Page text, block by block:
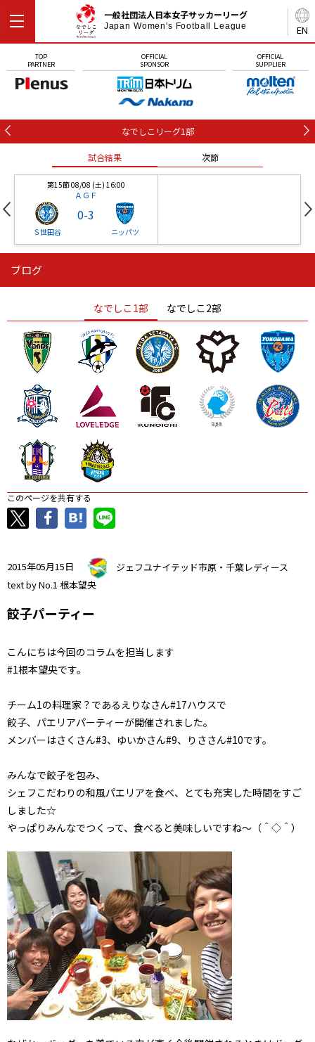
EN
一般社団法人日本女子サッカーリーグ
Japan Women's Football League
TOP
PARTNER
OFFICIAL
SPONSOR
OFFICIAL
SUPPLIER
なでしこリーグ1部
試合結果 次節
第15節 08/08 (土) 16:00
ＡＧＦ
Ｓ世田谷
0-3
ニッパツ
ニッパツ
ニッパツ 名古屋
石人の星
静岡 愛媛Ｌ
ブログ
なでしこ1部 なでしこ2部
このページを共有する
2015年05月15日
ジェフユナイテッド市原・千葉レディース
text by No.1 根本望央
餃子パーティー
こんにちは今回のコラムを担当します
#1根本望央です。
チーム1の料理家？であるえりなさん#17ハウスで
餃子、パエリアパーティーが開催されました。
メンバーはさくさん#3、ゆいかさん#9、りささん#10です。
みんなで餃子を包み、
シェフこだわりの和風パエリアを食べ、とても充実した時間をすご
しました☆
やっぱりみんなでつくって、食べると美味しいですね～（＾◇＾）